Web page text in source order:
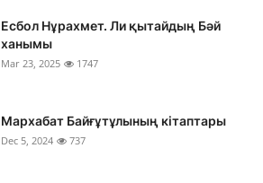
Есбол Нұрахмет. Ли қытайдың Бәй
ханымы
Mar 23, 2025 1747
Мархабат Байғұтұлының кітаптары
Dec 5, 2024 737